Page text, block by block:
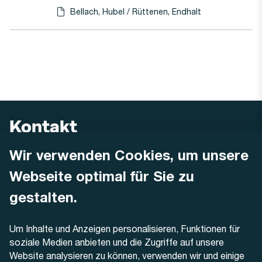
Wir verwenden Cookies, um unsere
Webseite optimal für Sie zu
gestalten.
Um Inhalte und Anzeigen personalisieren, Funktionen für
soziale Medien anbieten und die Zugriffe auf unsere
Website analysieren zu können, verwenden wir und einige
Haltestellen-PDF herunterladen für
Bellach, Hubel / Rüttenen, Endhalt
(Öffnet in einen neuen Tab oder Fenster)
Kontakt
AREMO
Dornacherstrasse 48
4500 Solothurn
+41 32 622 37 22